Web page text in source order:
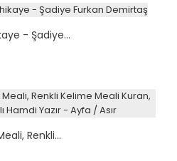
- Şadiye...
Renkli...